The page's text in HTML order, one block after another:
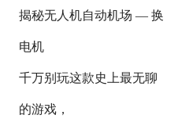
揭秘无人机自动机场 — 换
电机
千万别玩这款史上最无聊
的游戏，